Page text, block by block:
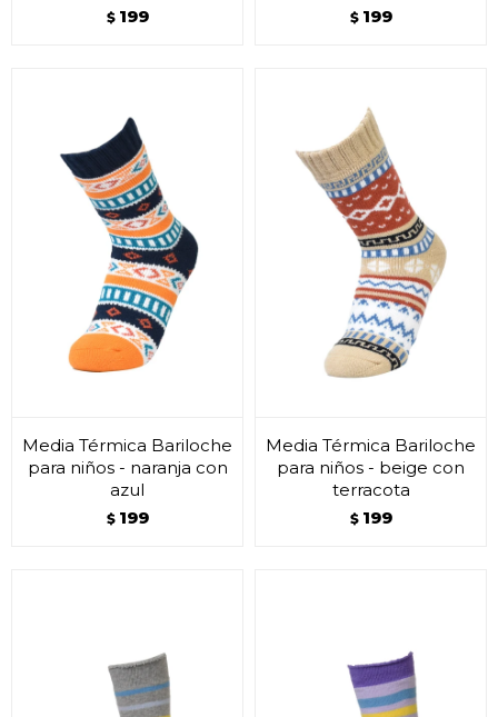
$ 199 $ 199
Media Térmica Bariloche
para niños - naranja con
azul
$ 199
Media Térmica Bariloche
para niños - beige con
terracota
$ 199